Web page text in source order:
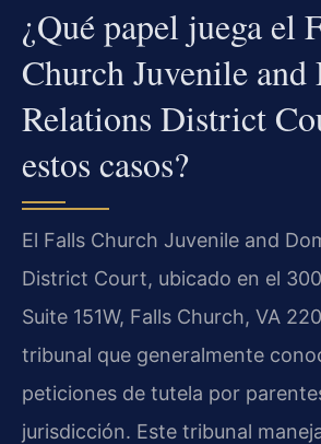
¿Qué papel juega el
Church Juvenile and
Relations District
estos casos?
El Falls Church Juvenile and
District Court, ubicado en el
Suite 151W, Falls Church, VA
tribunal que generalmente
peticiones de tutela por
jurisdicción. Este tribunal